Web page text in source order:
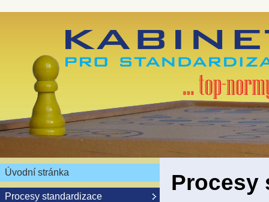
Úvodní stránka
Procesy standardizace
Procesy